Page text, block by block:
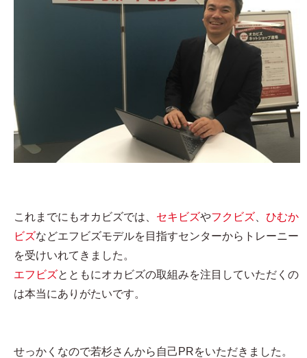
これまでにもオカビズでは、 セキビズやフクビズ
ひむか
ビズなどエフビズモデルを目指すセンターからトレーニー
を受けいれてきました。
エフビズとともにオカビズの取組みを注目していただくの
は本当にありがたいです。
せっかくなので若杉さんから自己PRをいただきました。